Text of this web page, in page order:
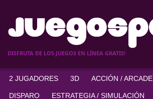
DISFRUTA DE LOS JUEGOS EN LÍNEA GRATIS!
2 JUGADORES 3D ACCIÓN / ARCADE
DISPARO ESTRATEGIA / SIMULACIÓN